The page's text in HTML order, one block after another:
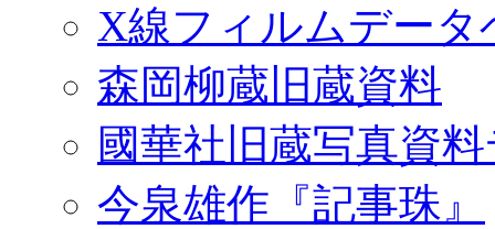
X線フィルムデータ
森岡柳蔵旧蔵資料
國華社旧蔵写真資
今泉雄作『記事珠』